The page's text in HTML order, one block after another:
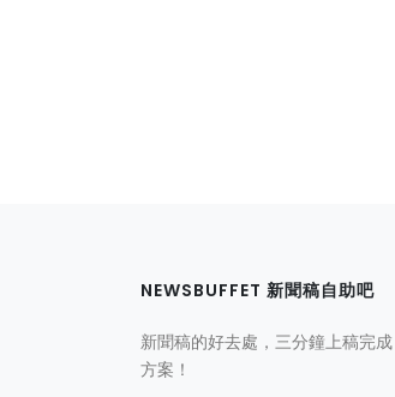
NEWSBUFFET 新聞稿自助吧
新聞稿的好去處，三分鐘上稿完
方案！